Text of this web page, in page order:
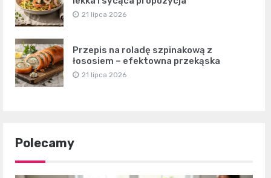
21 lipca 2026
Przepis na roladę szpinakową z
łososiem – efektowna przekąska
21 lipca 2026
Polecamy